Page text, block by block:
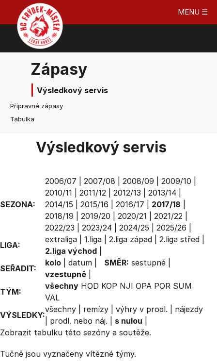
MENU ☰
Zápasy
Výsledkový servis
Přípravné zápasy
Tabulka
Výsledkový servis
SEZONA:
2006/07 2007/08 2008/09 2009/10
2010/11
2011/12 2012/13 2013/14
2014/15
2015/16 2016/17 2017/18
2018/19
2019/20 2020/21 2021/22
2022/23
2023/24 2024/25 2025/26
LIGA:
extraliga 1.liga 2.liga západ 2.liga střed
2.liga východ
SEŘADIT:
kolo datum SMĚR: sestupně
vzestupně
TÝM:
všechny HOD KOP NJI OPA POR SUM
VAL
VÝSLEDKY:
všechny remízy výhry v prodl.
nájezdy
prodl. nebo náj. s nulou
Zobrazit tabulku této sezóny a soutěže.
Tučně jsou vyznačeny vítězné týmy.